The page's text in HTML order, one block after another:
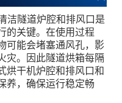
洁隧道炉腔和排风口是
的关键。在使用过程
可能会堵塞通风孔，影
灾。因此隧道烘箱每隔
烘干机炉腔和排风口和
养，确保运行稳定畅